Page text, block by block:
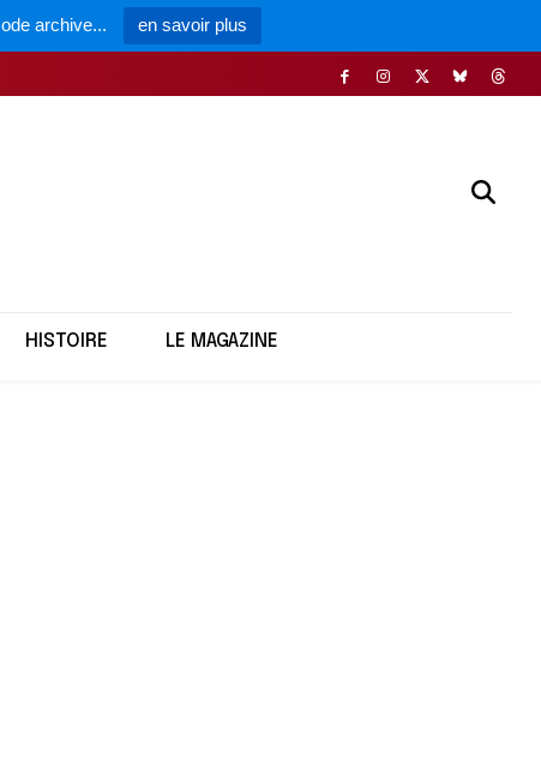
archive... en savoir plus
HISTOIRE LE MAGAZINE